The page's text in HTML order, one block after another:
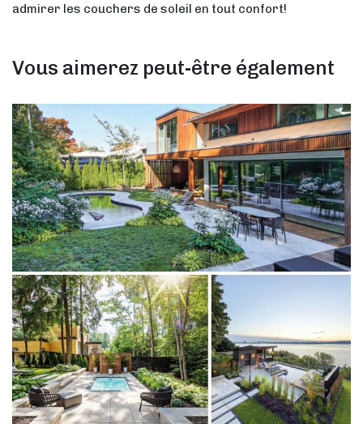
admirer les couchers de soleil en tout confort!
Vous aimerez peut-être également